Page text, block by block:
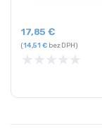
17,85€
(14,51€bez DPH)
★ ★ ★ ★ ★